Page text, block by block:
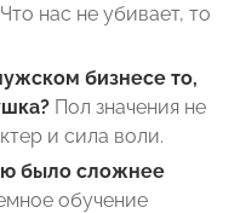
Что нас не убивает, то
бизнесе то,
Пол значения не
и сила воли.
было сложнее
обучение